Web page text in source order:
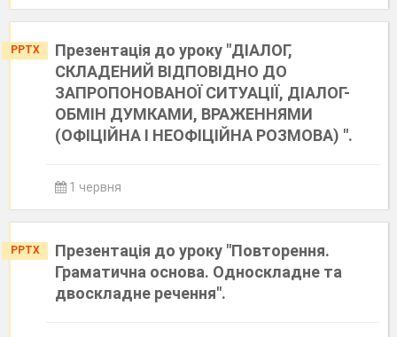
PPTX
Презентація до уроку "ДІАЛОГ,
СКЛАДЕНИЙ ВІДПОВІДНО ДО
ЗАПРОПОНОВАНОЇ СИТУАЦІЇ, ДІАЛОГ-
ОБМІН ДУМКАМИ, ВРАЖЕННЯМИ
(ОФІЦІЙНА І НЕОФІЦІЙНА РОЗМОВА) ".
1 червня
PPTX
Презентація до уроку "Повторення.
Граматична основа. Односкладне та
двоскладне речення".